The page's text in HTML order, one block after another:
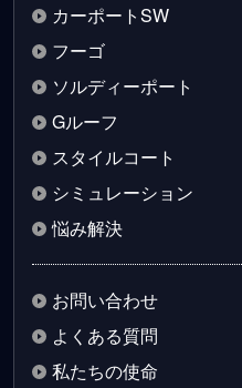
カーポートSW
フーゴ
ソルディーポート
Gルーフ
スタイルコート
シミュレーション
悩み解決
お問い合わせ
よくある質問
私たちの使命